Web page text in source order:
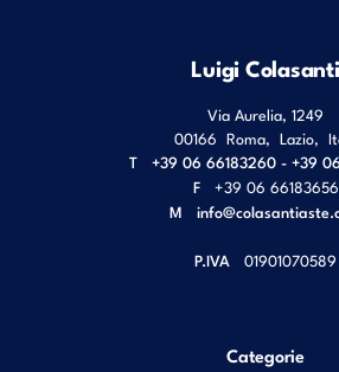
Luigi Colasanti
Via Aurelia, 1249
00166 Roma Lazio
T
+39 06 66183260 - +39
F
+39 06 66183656
M
P.IVA 01901070589
Categorie